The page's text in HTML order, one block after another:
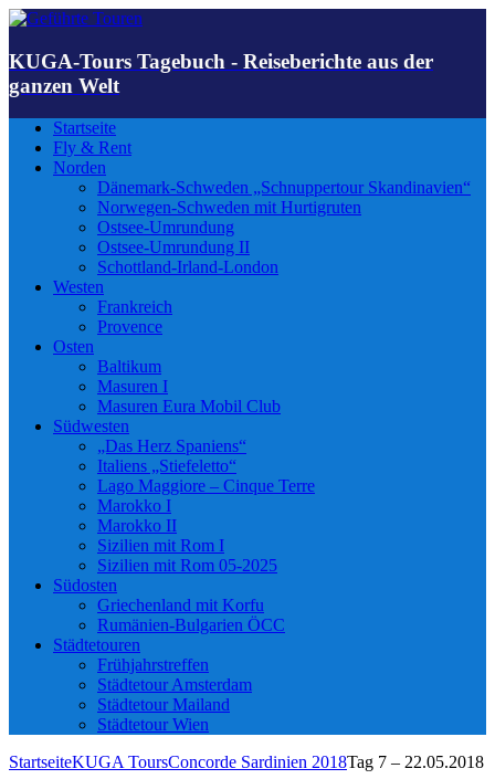
KUGA-Tours Tagebuch - Reiseberichte aus der
ganzen Welt
Startseite
Fly & Rent
Norden
Dänemark-Schweden „Schnuppertour Skandinavien“
Norwegen-Schweden mit Hurtigruten
Ostsee-Umrundung
Ostsee-Umrundung II
Schottland-Irland-London
Westen
Frankreich
Provence
Osten
Baltikum
Masuren I
Masuren Eura Mobil Club
Südwesten
„Das Herz Spaniens“
Italiens „Stiefeletto“
Lago Maggiore – Cinque Terre
Marokko I
Marokko II
Sizilien mit Rom I
Sizilien mit Rom 05-2025
Südosten
Griechenland mit Korfu
Rumänien-Bulgarien ÖCC
Städtetouren
Frühjahrstreffen
Städtetour Amsterdam
Städtetour Mailand
Städtetour Wien
StartseiteKUGA ToursConcorde Sardinien 2018Tag 7 – 22.05.2018